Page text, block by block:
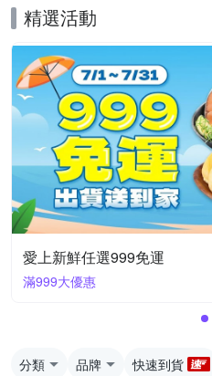
精選活動
愛上新鮮任選999免運
滿999大優惠
分類 品牌 快速到貨